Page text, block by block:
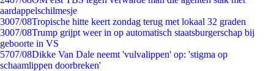
aardappelschilmesje
3007/08Tropische hitte keert zondag terug met lokaal 32 graden
3007/08Trump grijpt weer in op automatisch staatsburgerschap bij
geboorte in VS
5707/08Dikke Van Dale neemt 'vulvalippen' op: 'stigma op
schaamlippen doorbreken'